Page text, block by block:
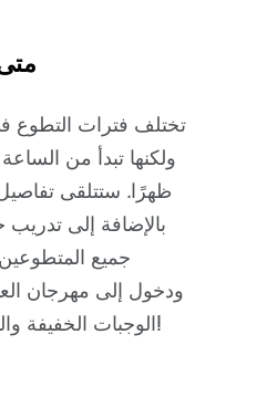
تختلف فترات التطوع
ولكنها تبدأ من
ظهرًا. ستتلقى
بالإضافة إلى
جميع
ودخول إلى مهرجان
الوجبات الخفيفة والماء طوال فترة نوبتهم!